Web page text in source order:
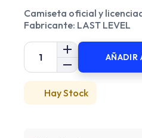
Camiseta oficial y
Fabricante: LAST LEVEL
AÑADIR
Hay Stock